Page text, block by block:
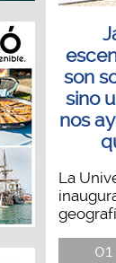
son
sino
nos
La